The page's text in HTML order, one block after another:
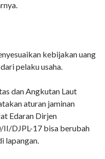
kebijakan uang
pelaku usaha.
dan Angkutan Laut
aturan jaminan
Edaran Dirjen
DJPL-17 bisa berubah
lapangan.